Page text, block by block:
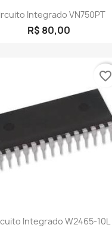
Integrado VN750PT
R$ 80,00
Integrado W2465-10L
favorite_border